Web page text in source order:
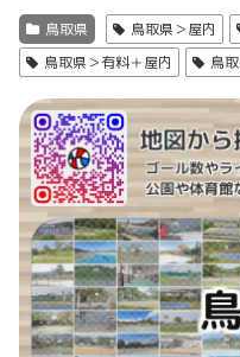
鳥取県 鳥取県＞屋内
鳥取県＞有料＋屋内
鳥